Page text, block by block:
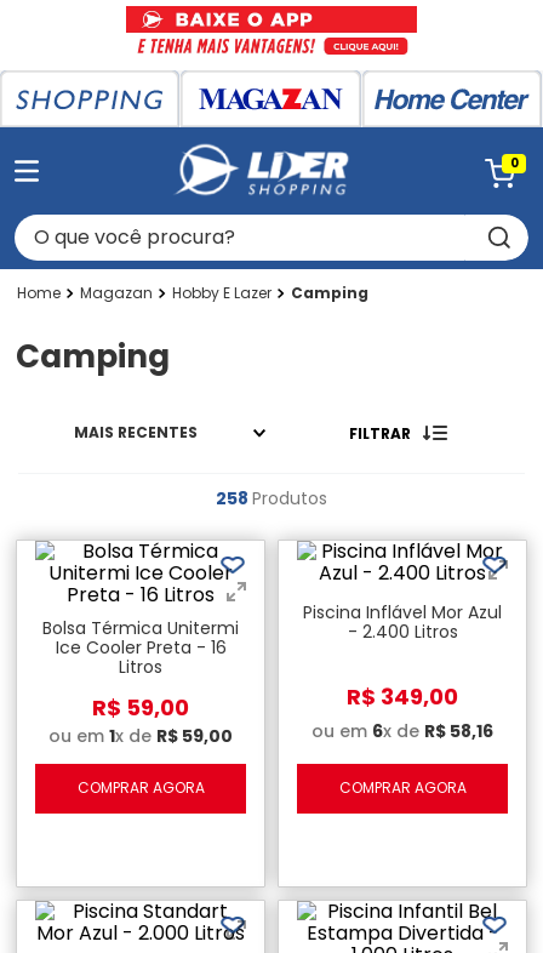
0
O que você procura?
Magazan Hobby E Lazer Camping
Camping
MAIS RECENTES FILTRAR
258 Produtos
Bolsa Térmica Unitermi
Ice Cooler Preta - 16
Litros
R$ 59,00
ou em 1x de R$ 59,00
COMPRAR AGORA
Piscina Inflável Mor Azul
- 2.400 Litros
R$ 349,00
ou em 6x de R$ 58,16
COMPRAR AGORA